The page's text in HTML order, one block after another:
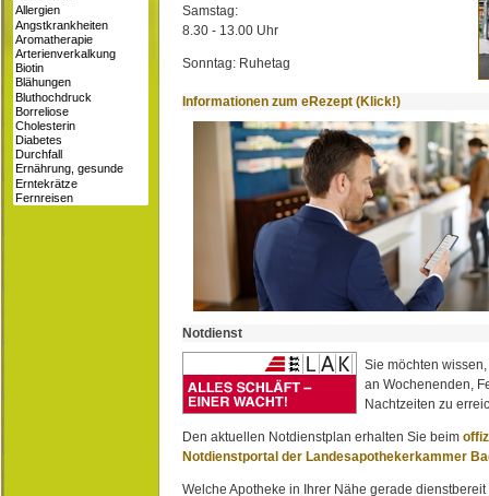
Samstag:
8.30 - 13.00 Uhr
Sonntag: Ruhetag
Informationen zum eRezept (Klick!)
Notdienst
Sie möchten
an Wochenenden,
Nachtzeiten zu
Den aktuellen Notdienstplan erhalten Sie beim
Notdienstportal der Landesapothekerkammer
Welche Apotheke in Ihrer Nähe gerade